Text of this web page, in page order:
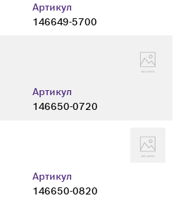
Артикул
146649-5700
Артикул
146650-0720
Артикул
146650-0820